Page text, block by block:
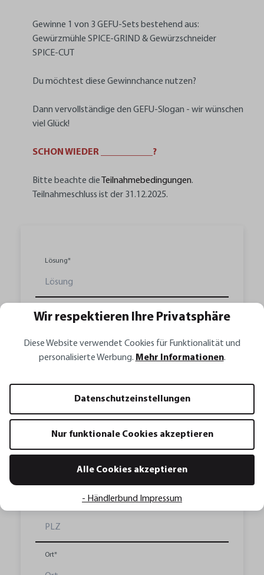
Gewinne 1 von 3 GEFU-Sets bestehend aus:
Gewürzmühle SPICE-GRIND & Gewürzschneider
SPICE-CUT
Du möchtest diese Gewinnchance nutzen?
Dann vervollständige den GEFU-Slogan - wir wünschen
viel Glück!
SCHON WIEDER ___________?
Bitte beachte die Teilnahmebedingungen.
Teilnahmeschluss ist der 31.12.2025.
Lösung*
Vorname*
Name*
Hausnummer*
Ort*
Wir respektieren Ihre Privatsphäre
Diese Website verwendet Cookies für Funktionalität und
personalisierte Werbung. Mehr Informationen.
Datenschutzeinstellungen
Nur funktionale Cookies akzeptieren
Alle Cookies akzeptieren
- Händlerbund Impressum